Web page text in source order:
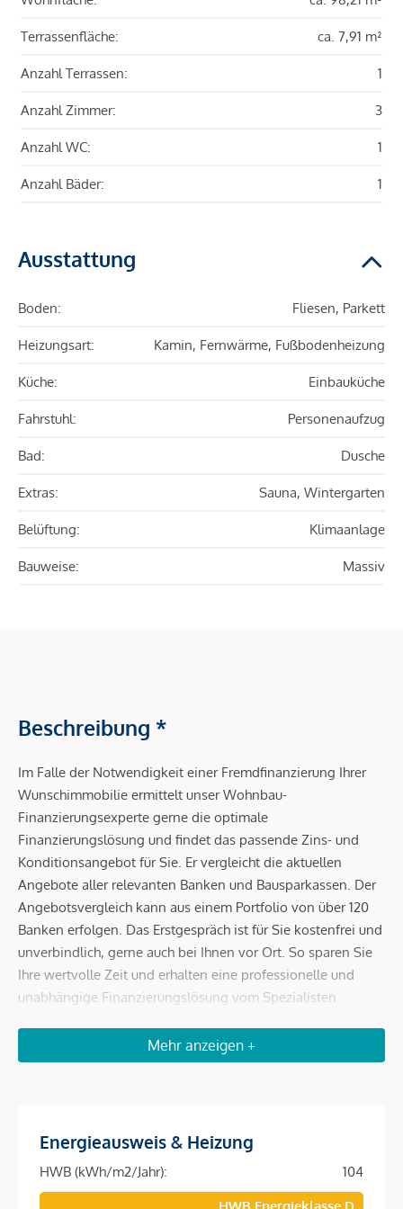
Terrassenfläche: ca. 7,91 m²
Anzahl Terrassen: 1
Anzahl Zimmer: 3
Anzahl WC: 1
Anzahl Bäder: 1
Ausstattung
Boden: Fliesen, Parkett
Heizungsart: Kamin, Fernwärme, Fußbodenheizung
Küche: Einbauküche
Fahrstuhl: Personenaufzug
Bad: Dusche
Extras: Sauna, Wintergarten
Belüftung: Klimaanlage
Bauweise: Massiv
Beschreibung *
Im Falle der Notwendigkeit einer Fremdfinanzierung Ihrer
Wunschimmobilie ermittelt unser Wohnbau-
Finanzierungsexperte gerne die optimale
Finanzierungslösung und findet das passende Zins- und
Konditionsangebot für Sie. Er vergleicht die aktuellen
Angebote aller relevanten Banken und Bausparkassen. Der
Angebotsvergleich kann aus einem Portfolio von über 120
Banken erfolgen. Das Erstgespräch ist für Sie kostenfrei und
unverbindlich, gerne auch bei Ihnen vor Ort. So sparen Sie
Ihre wertvolle Zeit und erhalten eine professionelle und
unabhängige Finanzierungslösung vom Spezialisten.
Einzigartige Gelegenheit: Luxuriöse Drei-Zimmer-
Verkauf steht eine exklusive, hochwertig renovierte 3-
Zentrum von Wien. Diese Immobilie ist eine Oase des Luxus
Mehr anzeigen +
Energieausweis & Heizung
HWB (kWh/m2/Jahr):
104